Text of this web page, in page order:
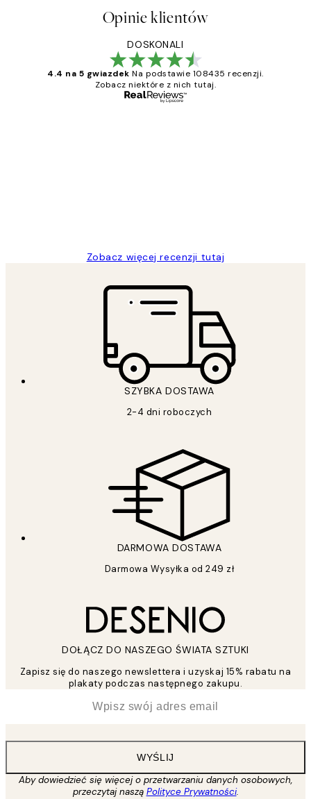
Opinie klientów
DOSKONALI
4.4 na 5 gwiazdek Na podstawie 108435 recenzji.
Zobacz niektóre z nich tutaj.
Zobacz więcej recenzji tutaj
SZYBKA DOSTAWA
2-4 dni roboczych
DARMOWA DOSTAWA
Darmowa Wysyłka od 249 zł
DOŁĄCZ DO NASZEGO ŚWIATA SZTUKI
Zapisz się do naszego newslettera i uzyskaj 15% rabatu na
plakaty podczas następnego zakupu.
WYŚLIJ
Aby dowiedzieć się więcej o przetwarzaniu danych osobowych,
przeczytaj naszą Polityce Prywatności.